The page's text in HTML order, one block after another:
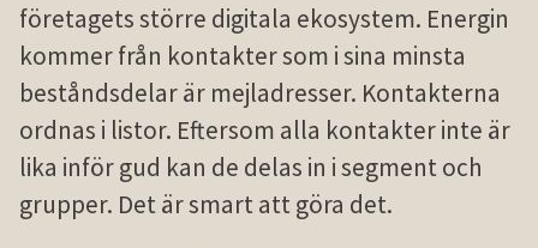
företagets större digitala ekosystem. Energin
kommer från kontakter som i sina minsta
beståndsdelar är mejladresser. Kontakterna
ordnas i listor. Eftersom alla kontakter inte är
lika inför gud kan de delas in i segment och
grupper. Det är smart att göra det.